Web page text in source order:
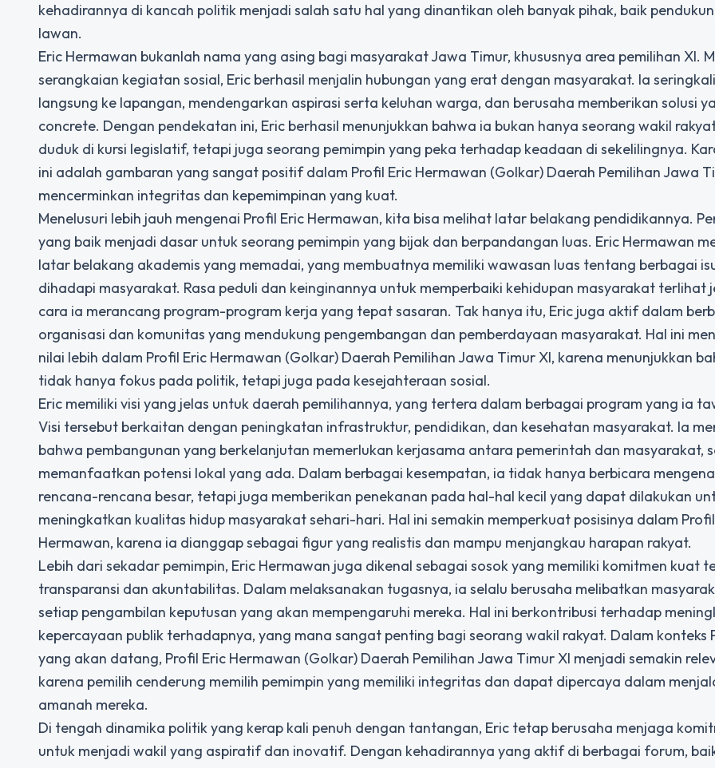
kehadirannya di kancah politik menjadi salah satu hal yang dinantikan oleh banyak pihak, baik
lawan.
Eric Hermawan bukanlah nama yang asing bagi masyarakat Jawa Timur, khususnya area pemilihan XI.
serangkaian kegiatan sosial, Eric berhasil menjalin hubungan yang erat dengan masyarakat. Ia
langsung ke lapangan, mendengarkan aspirasi serta keluhan warga, dan berusaha memberikan solusi
concrete. Dengan pendekatan ini, Eric berhasil menunjukkan bahwa ia bukan hanya seorang wakil
duduk di kursi legislatif, tetapi juga seorang pemimpin yang peka terhadap keadaan di sekelilingnya.
ini adalah gambaran yang sangat positif dalam Profil Eric Hermawan (Golkar) Daerah Pemilihan Jawa
mencerminkan integritas dan kepemimpinan yang kuat.
Menelusuri lebih jauh mengenai Profil Eric Hermawan, kita bisa melihat latar belakang pendidikannya.
yang baik menjadi dasar untuk seorang pemimpin yang bijak dan berpandangan luas. Eric Hermawan
latar belakang akademis yang memadai, yang membuatnya memiliki wawasan luas tentang berbagai
dihadapi masyarakat. Rasa peduli dan keinginannya untuk memperbaiki kehidupan masyarakat terlihat
cara ia merancang program-program kerja yang tepat sasaran. Tak hanya itu, Eric juga aktif dalam
organisasi dan komunitas yang mendukung pengembangan dan pemberdayaan masyarakat. Hal ini
nilai lebih dalam Profil Eric Hermawan (Golkar) Daerah Pemilihan Jawa Timur XI, karena menunjukkan
tidak hanya fokus pada politik, tetapi juga pada kesejahteraan sosial.
Eric memiliki visi yang jelas untuk daerah pemilihannya, yang tertera dalam berbagai program yang ia
Visi tersebut berkaitan dengan peningkatan infrastruktur, pendidikan, dan kesehatan masyarakat. Ia
bahwa pembangunan yang berkelanjutan memerlukan kerjasama antara pemerintah dan masyarakat,
memanfaatkan potensi lokal yang ada. Dalam berbagai kesempatan, ia tidak hanya berbicara
rencana-rencana besar, tetapi juga memberikan penekanan pada hal-hal kecil yang dapat dilakukan
meningkatkan kualitas hidup masyarakat sehari-hari. Hal ini semakin memperkuat posisinya dalam
Hermawan, karena ia dianggap sebagai figur yang realistis dan mampu menjangkau harapan rakyat.
Lebih dari sekadar pemimpin, Eric Hermawan juga dikenal sebagai sosok yang memiliki komitmen kuat
transparansi dan akuntabilitas. Dalam melaksanakan tugasnya, ia selalu berusaha melibatkan
setiap pengambilan keputusan yang akan mempengaruhi mereka. Hal ini berkontribusi terhadap
kepercayaan publik terhadapnya, yang mana sangat penting bagi seorang wakil rakyat. Dalam konteks
yang akan datang, Profil Eric Hermawan (Golkar) Daerah Pemilihan Jawa Timur XI menjadi semakin
karena pemilih cenderung memilih pemimpin yang memiliki integritas dan dapat dipercaya dalam
amanah mereka.
Di tengah dinamika politik yang kerap kali penuh dengan tantangan, Eric tetap berusaha menjaga
untuk menjadi wakil yang aspiratif dan inovatif. Dengan kehadirannya yang aktif di berbagai forum,